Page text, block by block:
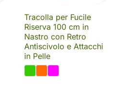
Tracolla per Fucile
Riserva 100 cm in
Nastro con Retro
Antiscivolo e Attacchi
in Pelle